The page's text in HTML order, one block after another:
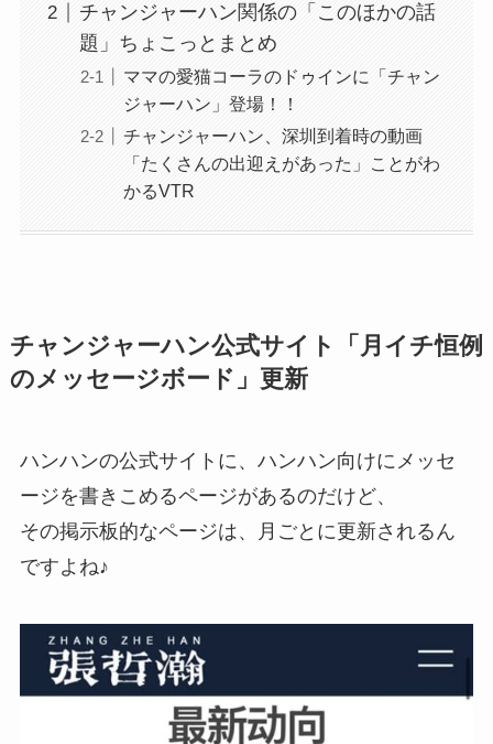
チャンジャーハン関係の「このほかの話
題」ちょこっとまとめ
ママの愛猫コーラのドゥインに「チャン
ジャーハン」登場！！
チャンジャーハン、深圳到着時の動画
「たくさんの出迎えがあった」ことがわ
かるVTR
チャンジャーハン公式サイト「月イチ恒例
のメッセージボード」更新
ハンハンの公式サイトに、ハンハン向けにメッセ
ージを書きこめるページがあるのだけど、
その掲示板的なページは、月ごとに更新されるん
ですよね♪